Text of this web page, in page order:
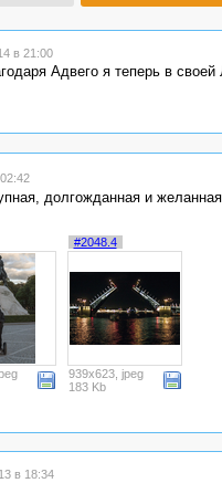
в 21:00
Адвего я теперь в
долгожданная и
#2048.4
939x623, jpeg
183 Kb
в 18:34